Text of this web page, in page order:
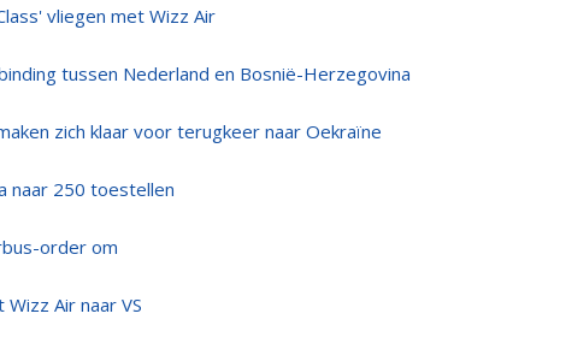
vliegen met Wizz Air
tussen Nederland en Bosnië-Herzegovina
zich klaar voor terugkeer naar Oekraïne
naar 250 toestellen
order om
Air naar VS